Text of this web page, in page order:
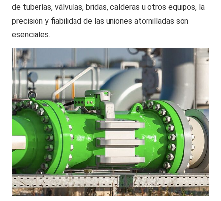
de tuberías, válvulas, bridas, calderas u otros equipos, la
precisión y fiabilidad de las uniones atornilladas son
esenciales.